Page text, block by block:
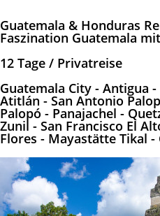
Guatemala & Honduras
Faszination Guatemala
12 Tage / Privatreise
Guatemala City - Antigua
Atitlán - San Antonio
Palopó - Panajachel -
Zunil - San Francisco El
Flores - Mayastätte Tikal -